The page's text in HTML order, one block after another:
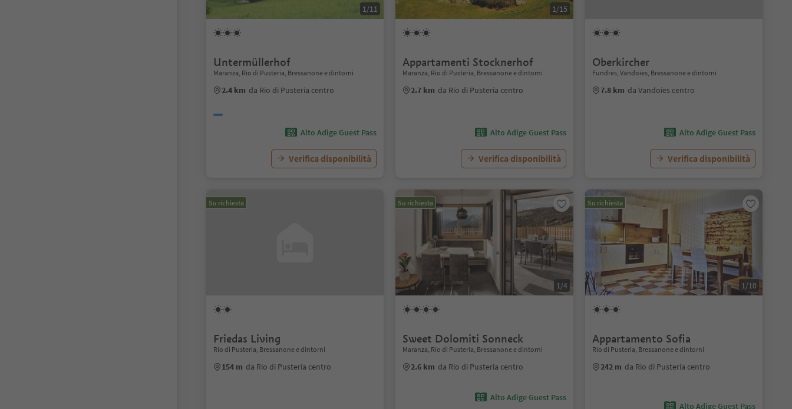
1/11
Untermüllerhof
Maranza, Rio di Pusteria, Bressanone e dintorni
2.4 km da Rio di Pusteria centro
Alto Adige Guest Pass
Verifica disponibilità
1/15
Appartamenti Stocknerhof
Maranza, Rio di Pusteria, Bressanone e dintorni
2.7 km da Rio di Pusteria centro
Alto Adige Guest Pass
Verifica disponibilità
Oberkircher
Fundres, Vandoies, Bressanone e dintorni
7.8 km da Vandoies centro
Alto Adige Guest Pass
Verifica disponibilità
Su richiesta
Friedas Living
Rio di Pusteria, Bressanone e dintorni
154 m da Rio di Pusteria centro
Su richiesta
1/4
Sweet Dolomiti Sonneck
Maranza, Rio di Pusteria, Bressanone e dintorni
2.6 km da Rio di Pusteria centro
Alto Adige Guest Pass
Su richiesta
1/10
Appartamento Sofia
Rio di Pusteria, Bressanone e dintorni
242 m da Rio di Pusteria centro
Alto Adige Guest Pass